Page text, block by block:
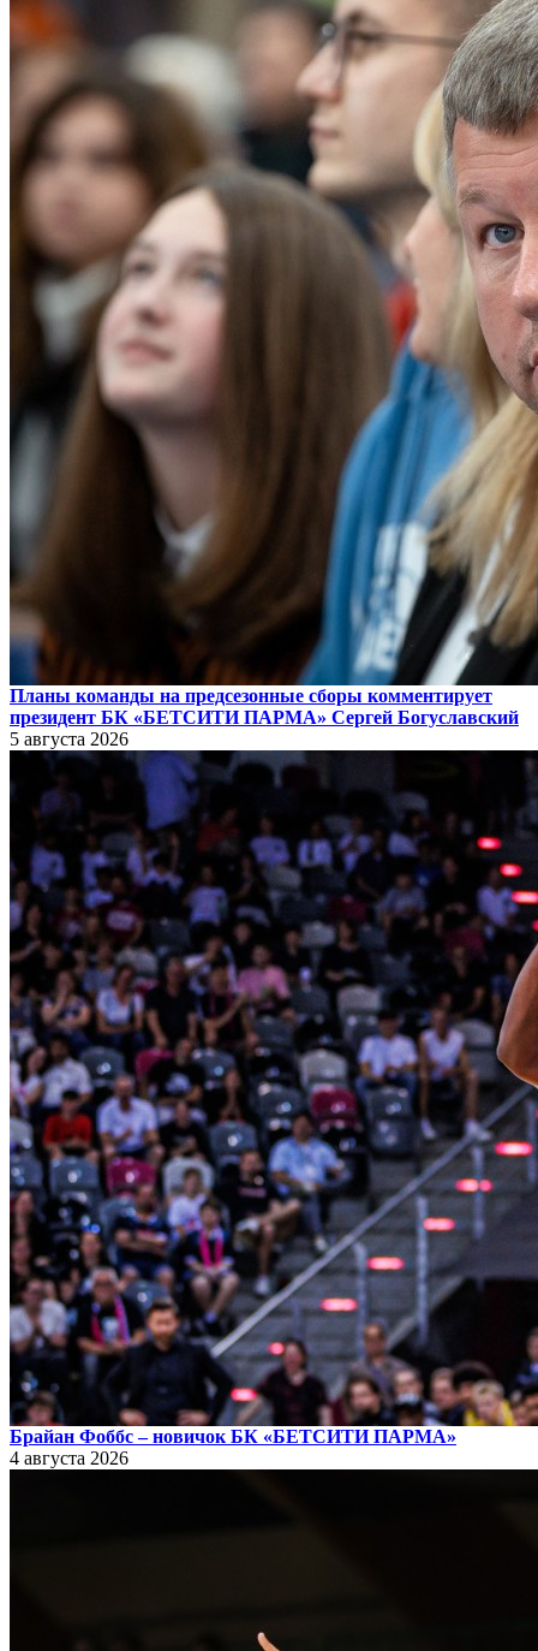
Планы команды на предсезонные сборы комментирует
президент БК «БЕТСИТИ ПАРМА» Сергей Богуславский
5 августа 2026
Брайан Фоббс – новичок БК «БЕТСИТИ ПАРМА»
4 августа 2026